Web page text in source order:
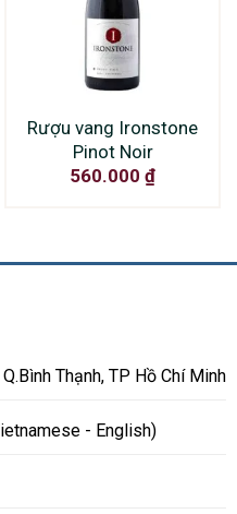
Rượu vang Ironstone
Pinot Noir
560.000 ₫
Thạnh, TP Hồ Chí Minh
- English)